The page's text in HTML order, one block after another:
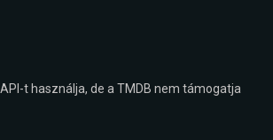
t használja, de a TMDB nem támogatja